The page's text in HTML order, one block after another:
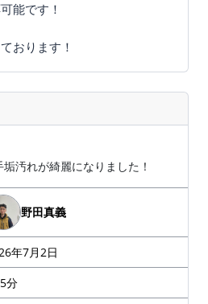
能です！
おります！
汚れが綺麗になりました！
野田真義
年7月2日
分